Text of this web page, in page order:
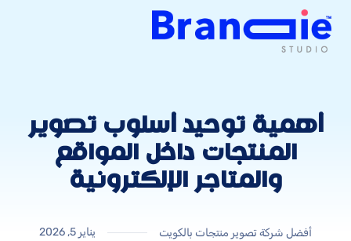
أهمية توحيد أسلوب تصوير
المنتجات داخل المواقع
والمتاجر الإلكترونية
أفضل شركة تصوير منتجات بالكويت يناير 5, 2026